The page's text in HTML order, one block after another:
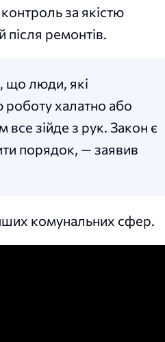
за якістю
ремонтів.
що люди, які
халатно або
зійде з рук. Закон є
порядок, — заявив
комунальних сфер.